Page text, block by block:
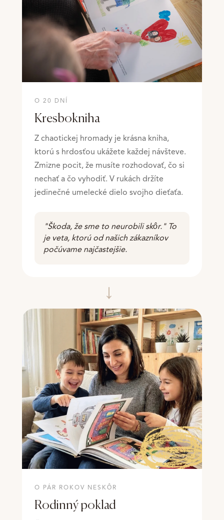
O 20 DNÍ
Kresbokniha
Z chaotickej hromady je krásna kniha,
ktorú s hrdosťou ukážete každej návšteve.
Zmizne pocit, že musíte rozhodovať, čo si
nechať a čo vyhodiť. V rukách držíte
jedinečné umelecké dielo svojho dieťaťa.
"Škoda, že sme to neurobili skôr." To
je veta, ktorú od našich zákazníkov
počúvame najčastejšie.
→
O PÁR ROKOV NESKÔR
Rodinný poklad